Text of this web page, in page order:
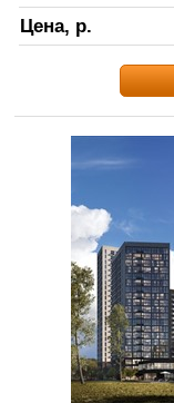
Цена, р.